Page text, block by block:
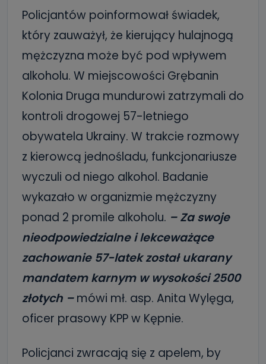
Policjantów poinformował świadek,
który zauważył, że kierujący hulajnogą
mężczyzna może być pod wpływem
alkoholu. W miejscowości Grębanin
Kolonia Druga mundurowi zatrzymali do
kontroli drogowej 57-letniego
obywatela Ukrainy. W trakcie rozmowy
z kierowcą jednośladu, funkcjonariusze
wyczuli od niego alkohol. Badanie
wykazało w organizmie mężczyzny
ponad 2 promile alkoholu. – Za swoje
nieodpowiedzialne i lekceważące
zachowanie 57-latek został ukarany
mandatem karnym w wysokości 2500
złotych – mówi mł. asp. Anita Wylęga,
oficer prasowy KPP w Kępnie.
Policjanci zwracają się z apelem, by